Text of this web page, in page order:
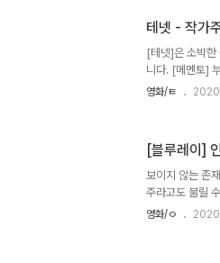
르나 성격이 무
려진 크리스토
테넷 - 작가
[테넷]은 소박한
니다. [메멘토]
한 각도에서 바
항하는 내용입
라]에 이어 물리
리..
영화/ㅌ
[블루레이]
보이지 않는 존
주라고도 불릴
설 ‘투명인간’
영화/ㅇ